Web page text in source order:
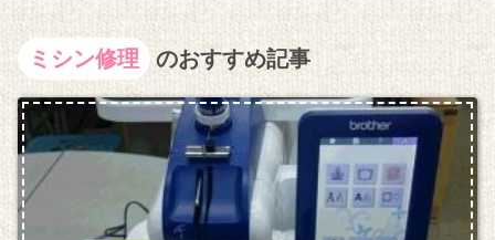
ミシン修理 のおすすめ記事